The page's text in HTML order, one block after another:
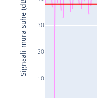
10
20
30
Signaali-müra suhe (dB)